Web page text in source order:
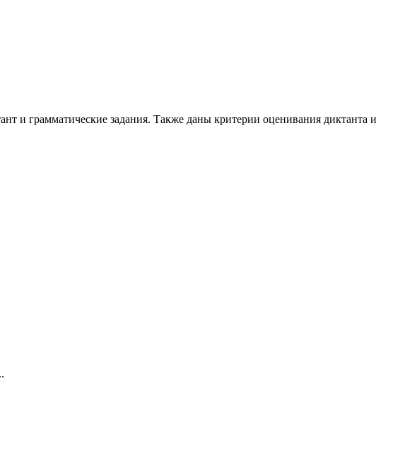
и грамматические задания. Также даны критерии оценивания диктанта и